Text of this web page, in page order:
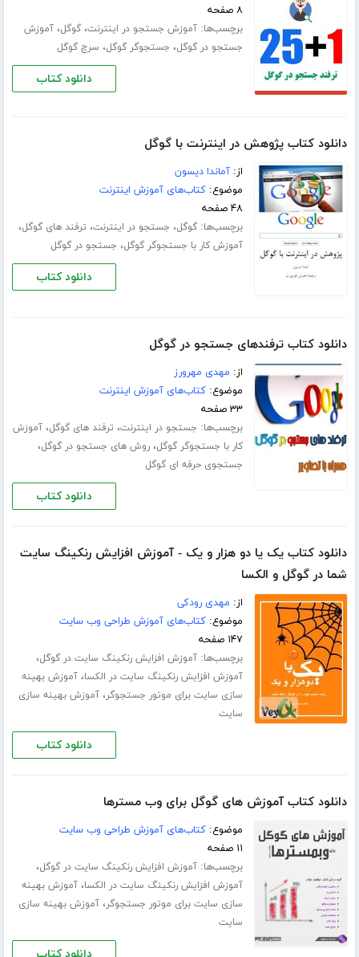
۸ صفحه
برچسب‌ها:آموزش جستجو در اینترنت،گوگل،آموزش
جستجو در گوگل، جستجوگر گوگل، سرچ گوگل
دانلود کتاب
دانلود کتاب پژوهش در اینترنت با گوگل
از:آماندا دیسون
موضوع:کتاب‌های آموزش اینترنت
۴۸ صفحه
برچسب‌ها:گوگل، جستجو در اینترنت، ترفند های گوگل،
آموزش کار با جستجوگر گوگل، جستجو در گوگل
دانلود کتاب
دانلود کتاب ترفندهای جستجو در گوگل
از: مهدی مهرورز
موضوع:کتاب‌های آموزش اینترنت
۳۳ صفحه
برچسب‌ها: جستجو در اینترنت، ترفند های گوگل،آموزش
کار با جستجوگر گوگل،روش های جستجو در گوگل،
جستجوی حرفه ای گوگل
دانلود کتاب
دانلود کتاب یک یا دو هزار و یک - آموزش افزایش رنکینگ سایت
شما در گوگل و الکسا
از: مهدی رودکی
موضوع:کتاب‌های آموزش طراحی وب سایت
۱۴۷ صفحه
برچسب‌ها:آموزش افزایش رنکینگ سایت در گوگل،
آموزش افزایش رنکینگ سایت در الکسا،آموزش بهینه
سازی سایت برای موتور جستجوگر،آموزش بهینه سازی
سایت
دانلود کتاب
دانلود کتاب آموزش های گوگل برای وب مسترها
موضوع:کتاب‌های آموزش طراحی وب سایت
۱۱ صفحه
برچسب‌ها:آموزش افزایش رنکینگ سایت در گوگل،
آموزش افزایش رنکینگ سایت در الکسا،آموزش بهینه
سازی سایت برای موتور جستجوگر،آموزش بهینه سازی
سایت